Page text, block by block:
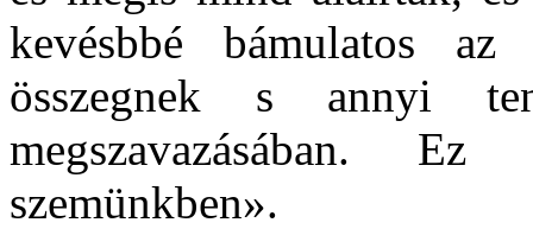
kevésbbé bámulatos az
összegnek s annyi
megszavazásában.
szemünkben».